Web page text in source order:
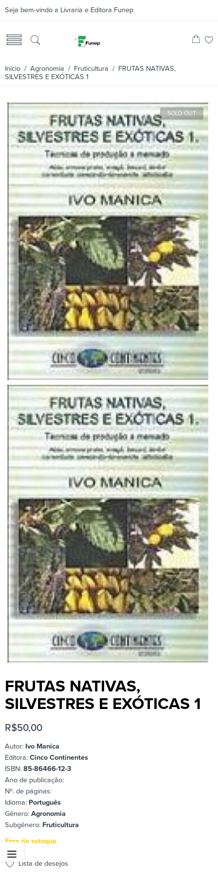
Seja bem-vindo a Livraria e Editora Funep
Início / Agronomia / Fruticultura / FRUTAS NATIVAS,
SILVESTRES E EXÓTICAS 1
SOLD OUT
FRUTAS NATIVAS,
SILVESTRES E EXÓTICAS 1
R$50,00
Autor: Ivo Manica
Editora: Cinco Continentes
ISBN: 85-86466-12-3
Ano de publicação:
Nº. de páginas:
Idioma: Português
Gênero: Agronomia
Subgênero: Fruticultura
Fora de estoque
Lista de desejos